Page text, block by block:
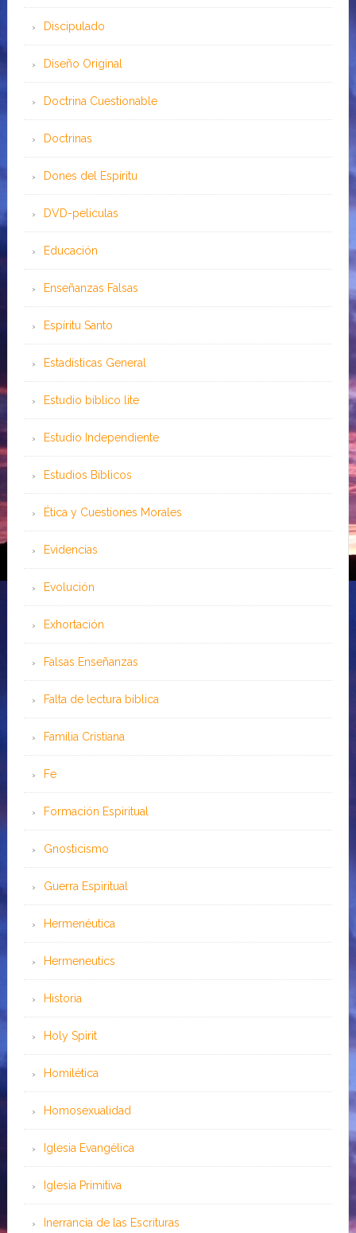
Discipulado
Diseño Original
Doctrina Cuestionable
Doctrinas
Dones del Espíritu
DVD-peliculas
Educación
Enseñanzas Falsas
Espíritu Santo
Estadísticas General
Estudio bíblico lite
Estudio Independiente
Estudios Bíblicos
Ética y Cuestiones Morales
Evidencias
Evolución
Exhortación
Falsas Enseñanzas
Falta de lectura bíblica
Familia Cristiana
Fe
Formación Espiritual
Gnosticismo
Guerra Espiritual
Hermenéutica
Hermeneutics
Historia
Holy Spirit
Homilética
Homosexualidad
Iglesia Evangélica
Iglesia Primitiva
Inerrancia de las Escrituras